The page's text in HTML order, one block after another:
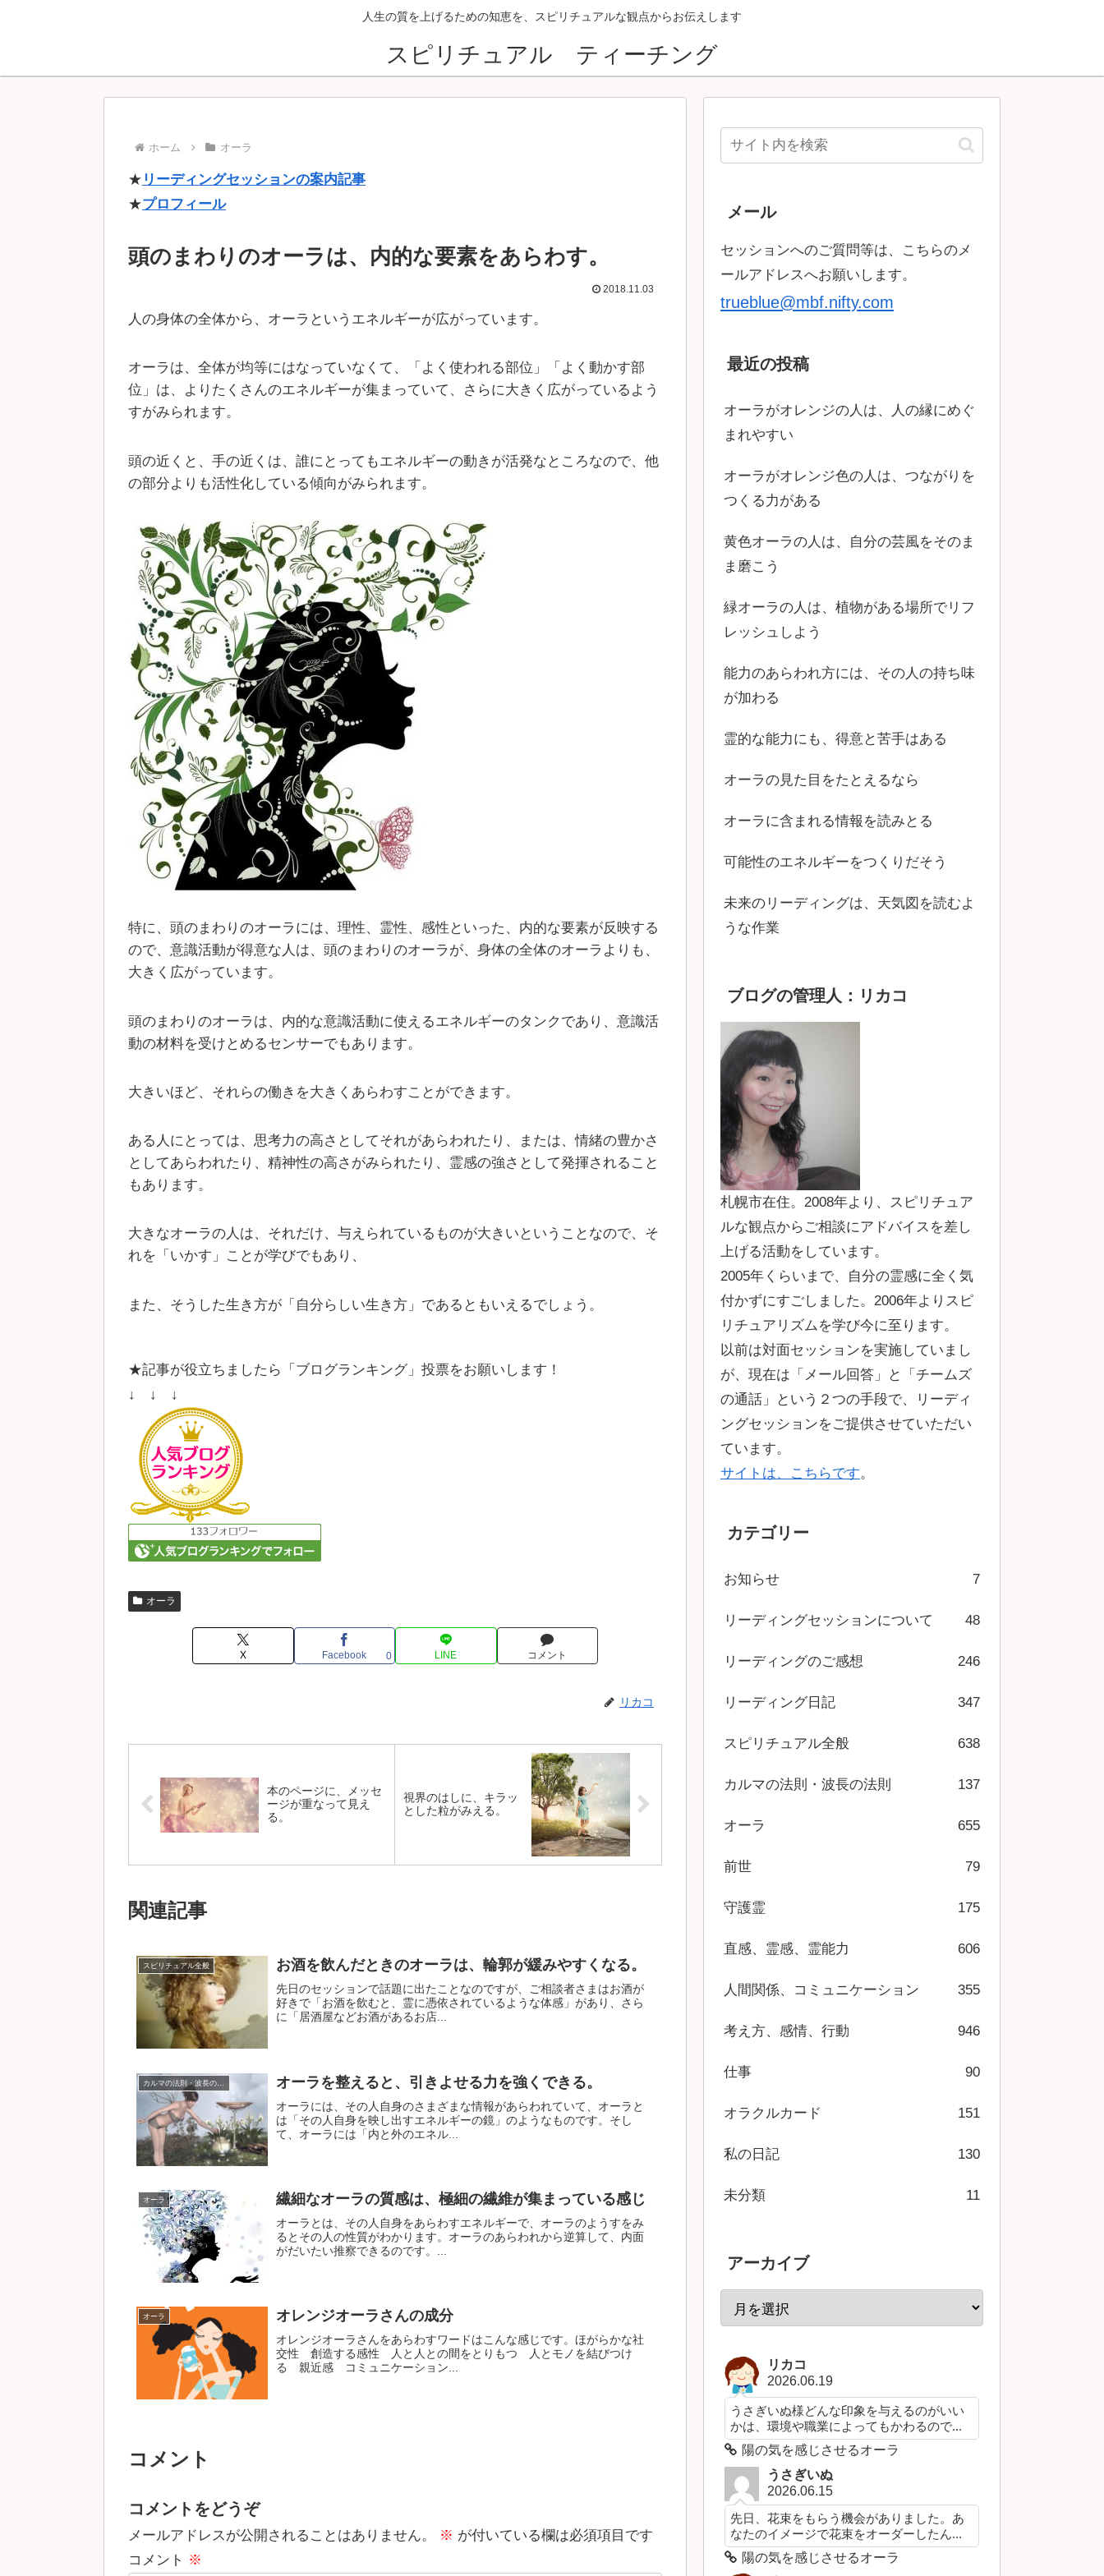
人生の質を上げるための知恵を、スピリチュアルな観点からお伝えします
スピリチュアル ティーチング
ホーム オーラ
★ リーディングセッションの案内記事
★プロフィール
頭のまわりのオーラは、内的な要素をあらわす。
2018.11.03
人の身体の全体から、オーラというエネルギーが広がっています。
オーラは、全体が均等にはなっていなくて、「よく使われる部位」「よく動かす部
位」は、よりたくさんのエネルギーが集まっていて、さらに大きく広がっているよう
すがみられます。
頭の近くと、手の近くは、誰にとってもエネルギーの動きが活発なところなので、他
の部分よりも活性化している傾向がみられます。
特に、頭のまわりのオーラには、理性、霊性、感性といった、内的な要素が反映する
ので、意識活動が得意な人は、頭のまわりのオーラが、身体の全体のオーラよりも、
大きく広がっています。
頭のまわりのオーラは、内的な意識活動に使えるエネルギーのタンクであり、意識活
動の材料を受けとめるセンサーでもあります。
大きいほど、それらの働きを大きくあらわすことができます。
ある人にとっては、思考力の高さとしてそれがあらわれたり、または、情緒の豊かさ
としてあらわれたり、精神性の高さがみられたり、霊感の強さとして発揮されること
もあります。
大きなオーラの人は、それだけ、与えられているものが大きいということなので、そ
れを「いかす」ことが学びでもあり、
また、そうした生き方が「自分らしい生き方」であるともいえるでしょう。
★記事が役立ちましたら「ブログランキング」投票をお願いします！
↓ ↓ ↓
オーラ
X Facebook 0 LINE コメント
リカコ
本のページに、メッセ
ージが重なって見え
る。
視界のはしに、キラッ
とした粒がみえる。
関連記事
スピリチュアル全般 お酒を飲んだときのオーラは、輪郭が緩みやすくなる。
先日のセッションで話題に出たことなのですが、ご相談者さまはお酒が
好きで「お酒を飲むと、霊に憑依されているような体感」があり、さら
に「居酒屋などお酒があるお店...
カルマの法則・波長の法則 オーラを整えると、引きよせる力を強くできる。
オーラには、その人自身のさまざまな情報があらわれていて、オーラと
は「その人自身を映し出すエネルギーの鏡」のようなものです。そし
て、オーラには「内と外のエネル...
オーラ 繊細なオーラの質感は、極細の繊維が集まっている感じ
オーラとは、その人自身をあらわすエネルギーで、オーラのようすをみ
るとその人の性質がわかります。オーラのあらわれから逆算して、内面
がだいたい推察できるのです。...
オーラ オレンジオーラさんの成分
オレンジオーラさんをあらわすワードはこんな感じです。ほがらかな社
交性 創造する感性 人と人との間をとりもつ 人とモノを結びつけ
る 親近感 コミュニケーション...
コメント
コメントをどうぞ
メールアドレスが公開されることはありません。 ※ が付いている欄は必須項目です
コメント ※
メール
セッションへのご質問等は、こちらのメ
ールアドレスへお願いします。
trueblue@mbf.nifty.com
最近の投稿
オーラがオレンジの人は、人の縁にめぐ
まれやすい
オーラがオレンジ色の人は、つながりを
つくる力がある
黄色オーラの人は、自分の芸風をそのま
ま磨こう
緑オーラの人は、植物がある場所でリフ
レッシュしよう
能力のあらわれ方には、その人の持ち味
が加わる
霊的な能力にも、得意と苦手はある
オーラの見た目をたとえるなら
オーラに含まれる情報を読みとる
可能性のエネルギーをつくりだそう
未来のリーディングは、天気図を読むよ
うな作業
ブログの管理人：リカコ
札幌市在住。2008年より、スピリチュア
ルな観点からご相談にアドバイスを差し
上げる活動をしています。
2005年くらいまで、自分の霊感に全く気
付かずにすごしました。2006年よりスピ
リチュアリズムを学び今に至ります。
以前は対面セッションを実施していまし
が、現在は「メール回答」と「チームズ
の通話」という２つの手段で、リーディ
ングセッションをご提供させていただい
ています。
サイトは、こちらです。
カテゴリー
お知らせ 7
リーディングセッションについて 48
リーディングのご感想 246
リーディング日記 347
スピリチュアル全般 638
カルマの法則・波長の法則 137
オーラ 655
前世 79
守護霊 175
直感、霊感、霊能力 606
人間関係、コミュニケーション 355
考え方、感情、行動 946
仕事 90
オラクルカード 151
私の日記 130
未分類 11
アーカイブ
リカコ
2026.06.19
うさぎいぬ様どんな印象を与えるのがいい
かは、環境や職業によってもかわるので...
陽の気を感じさせるオーラ
うさぎいぬ
2026.06.15
先日、花束をもらう機会がありました。あ
なたのイメージで花束をオーダーしたん...
陽の気を感じさせるオーラ